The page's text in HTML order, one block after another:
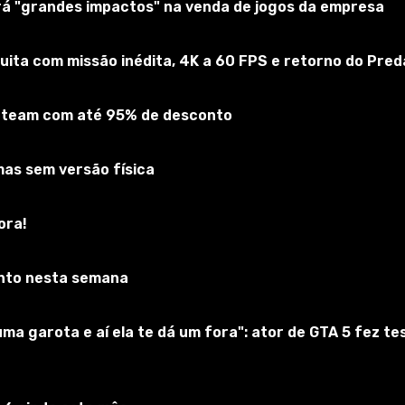
moda para WOT 1.23.0.1, permitindo a análise de
útil para jogadores veteranos, bem como para iniciantes
pensar e saber onde atirar para romper os tanques
o nível de jogadores cresça. Afinal de contas, eles vão
a seguinte: a moda ajudará os jogadores a aprender a
da armadura em um ponto específico. É muito
armadura reduzida. Você mesmo pode ajustar
"grandes impactos" na venda de jogos da empresa
com missão inédita, 4K a 60 FPS e retorno do
com até 95% de desconto
sem versão física
nesta semana
garota e aí ela te dá um fora": ator de GTA 5 fez